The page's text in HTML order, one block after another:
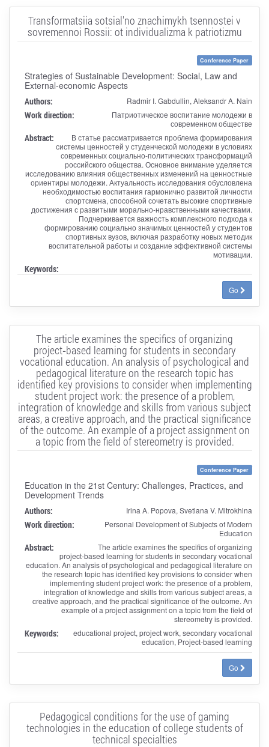
Transformatsiia sotsial'no znachimykh tsennostei v
sovremennoi Rossii: ot individualizma k patriotizmu
Conference Paper
Strategies of Sustainable Development: Social, Law and
External-economic Aspects
Authors: Radmir I. Gabdullin, Aleksandr A. Nain
Work direction:
Патриотическое воспитание молодежи в
современном обществе
Abstract:
В статье рассматривается проблема формирования
системы ценностей у студенческой молодежи в условиях
современных социально-политических трансформаций
российского общества. Основное внимание уделяется
исследованию влияния общественных изменений на ценностные
ориентиры молодежи. Актуальность исследования обусловлена
необходимостью воспитания гармонично развитой личности
спортсмена, способной сочетать высокие спортивные
достижения с развитыми морально-нравственными качествами.
Подчеркивается важность комплексного подхода к
формированию социально значимых ценностей у студентов
спортивных вузов, включая разработку новых методик
воспитательной работы и создание эффективной системы
мотивации.
Keywords:
Go
The article examines the specifics of organizing
project‑based learning for students in secondary
vocational education. An analysis of psychological and
pedagogical literature on the research topic has
identified key provisions to consider when implementing
student project work: the presence of a problem,
integration of knowledge and skills from various subject
areas, a creative approach, and the practical significance
of the outcome. An example of a project assignment on
a topic from the field of stereometry is provided.
Conference Paper
Education in the 21st Century: Challenges, Practices, and
Development Trends
Authors: Irina A. Popova, Svetlana V. Mitrokhina
Work direction:
Personal Development of Subjects of Modern
Education
Abstract:
The article examines the specifics of organizing
project‑based learning for students in secondary vocational
education. An analysis of psychological and pedagogical literature on
the research topic has identified key provisions to consider when
implementing student project work: the presence of a problem,
integration of knowledge and skills from various subject areas, a
creative approach, and the practical significance of the outcome. An
example of a project assignment on a topic from the field of
stereometry is provided.
Keywords:
educational project, project work, secondary vocational
education, Project‑based learning
Go
Pedagogical conditions for the use of gaming
technologies in the education of college students of
technical specialties